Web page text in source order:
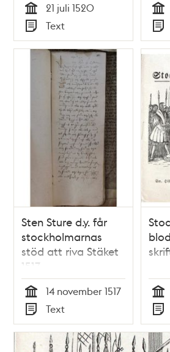
Tid
21 juli 1520
Typ
Text Tid
Typ
Sten Sture d.y. får
stockholmarnas
stöd att riva Stäket
1517
Tid
14 november 1517
Typ
Text Tid
Typ